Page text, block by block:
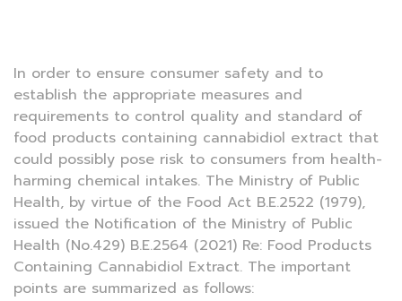
In order to ensure consumer safety and to
establish the appropriate measures and
requirements to control quality and standard of
food products containing cannabidiol extract that
could possibly pose risk to consumers from health-
harming chemical intakes. The Ministry of Public
Health, by virtue of the Food Act B.E.2522 (1979),
issued the Notification of the Ministry of Public
Health (No.429) B.E.2564 (2021) Re: Food Products
Containing Cannabidiol Extract. The important
points are summarized as follows: